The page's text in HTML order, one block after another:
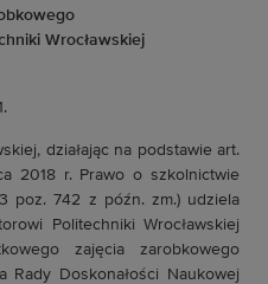
Wrocławskiej
działając na podstawie art.
2018 r. Prawo o szkolnictwie
poz. 742 z późn. zm.) udziela
Politechniki Wrocławskiej
zajęcia zarobkowego
Rady Doskonałości Naukowej